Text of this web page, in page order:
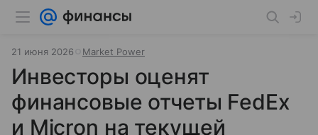
21 июня 2026 Market Power
Инвесторы оценят
финансовые отчеты FedEx
и Micron на текущей